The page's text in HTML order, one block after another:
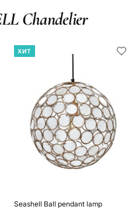
Chandelier
ХИТ
Seashell Ball pendant lamp